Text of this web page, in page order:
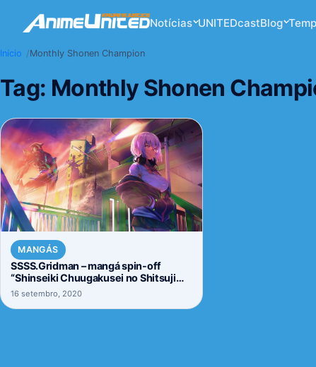
Notícias UNITEDcastBlog
Início Monthly Shonen Champion
Tag: Monthly Shonen
MANGÁS
SSSS.Gridman – mangá spin-off
“Shinseiki Chuugakusei no Shitsuji
Cafe” tem a capa de seu primeiro
volume revelada.
16 setembro, 2020